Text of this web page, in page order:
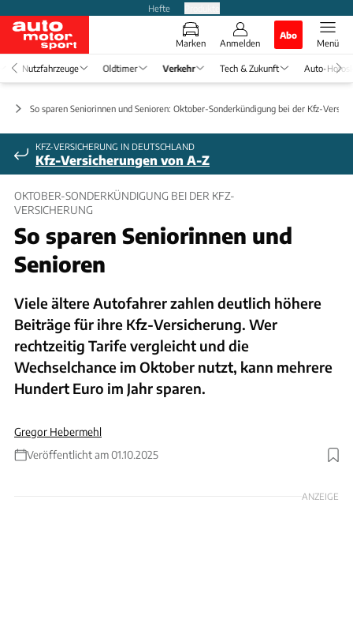
Hefte
Marken Anmelden
Abo
Menü
Nutzfahrzeuge Oldtimer Verkehr Tech & Zukunft Auto-
So sparen Seniorinnen und Senioren: Oktober-Sonderkündigung bei der Kfz-
KFZ-VERSICHERUNG IN DEUTSCHLAND
Kfz-Versicherungen von A-Z
OKTOBER-SONDERKÜNDIGUNG BEI DER KFZ-
VERSICHERUNG
So sparen Seniorinnen und
Senioren
Viele ältere Autofahrer zahlen deutlich höhere
Beiträge für ihre Kfz-Versicherung. Wer
rechtzeitig Tarife vergleicht und die
Wechselchance im Oktober nutzt, kann mehrere
Hundert Euro im Jahr sparen.
Gregor Hebermehl
Veröffentlicht am 01.10.2025
Foto: MPS
ANZEIGE